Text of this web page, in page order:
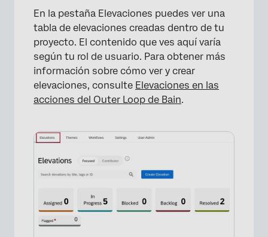
En la pestaña Elevaciones puedes ver una
tabla de elevaciones creadas dentro de tu
proyecto. El contenido que ves aquí varía
según tu rol de usuario. Para obtener más
información sobre cómo ver y crear
elevaciones, consulte Elevaciones en las
acciones del Outer Loop de Bain.